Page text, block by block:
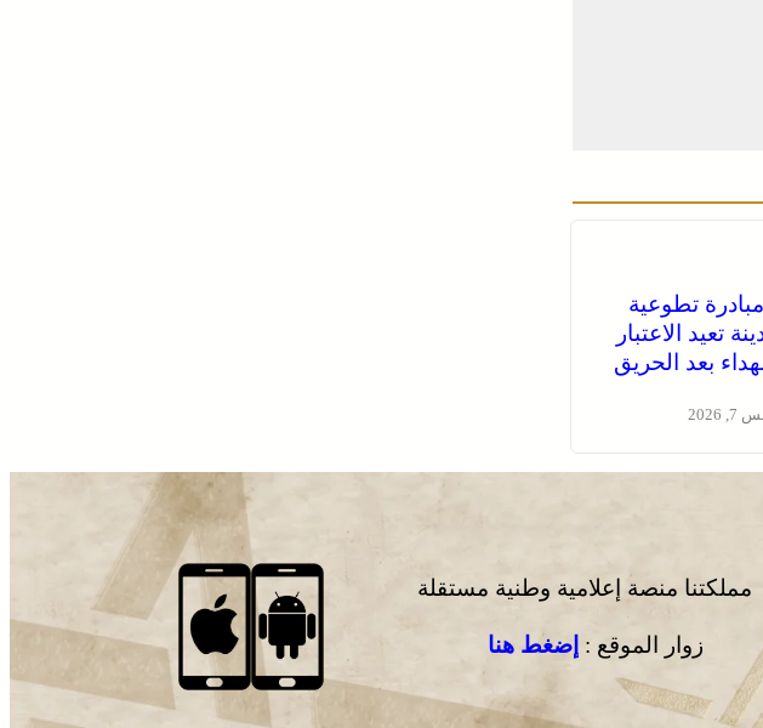
تطوعية
تعيد الاعتبار
بعد الحريق
مملكتنا منصة إعلامية وطنية مستقلة
زوار الموقع : إضغط هنا